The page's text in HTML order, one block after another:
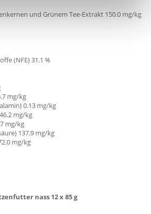
und Grünem Tee-Extrakt 150.0 mg/kg
(NFE)31.1 %
mg/kg
0.13 mg/kg
46.2 mg/kg
mg/kg
137.9 mg/kg
mg/kg
nass 12 x 85 g